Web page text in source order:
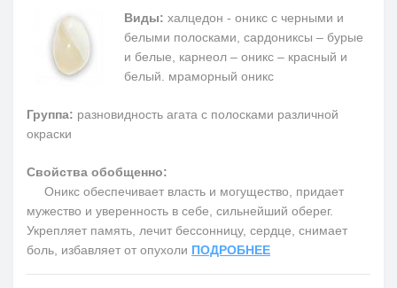
Виды: халцедон - оникс с черными и
белыми полосками, сардониксы – бурые
и белые, карнеол – оникс – красный и
белый. мраморный оникс
Группа: разновидность агата с полосками различной
окраски
Свойства обобщенно:
Оникс обеспечивает власть и могущество, придает
мужество и уверенность в себе, сильнейший оберег.
Укрепляет память, лечит бессонницу, сердце, снимает
боль, избавляет от опухоли ПОДРОБНЕЕ